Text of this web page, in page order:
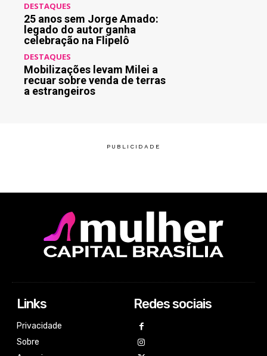
DESTAQUES
25 anos sem Jorge Amado:
legado do autor ganha
celebração na Flipelô
DESTAQUES
Mobilizações levam Milei a
recuar sobre venda de terras
a estrangeiros
Links
Privacidade
Sobre
Redes sociais